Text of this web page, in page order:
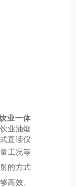
业一体
业油烟
直读仪
工况等
的方式
高效、